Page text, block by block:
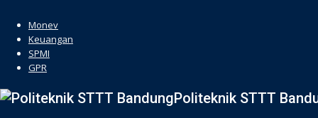
Monev
Keuangan
SPMI
GPR
Politeknik STTT